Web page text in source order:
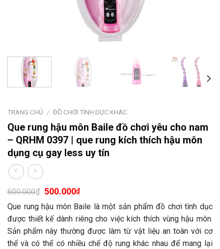
TRANG CHỦ / ĐỒ CHƠI TÌNH DỤC KHÁC
Que rung hậu môn Baile đồ chơi yêu cho nam
– QRHM 0397 | que rung kích thích hậu môn
dụng cụ gay less uy tín
600.000₫ 500.000₫
Que rung hậu môn Baile là một sản phẩm đồ chơi tình dục
được thiết kế dành riêng cho việc kích thích vùng hậu môn.
Sản phẩm này thường được làm từ vật liệu an toàn với cơ
thể và có thể có nhiều chế độ rung khác nhau để mang lại